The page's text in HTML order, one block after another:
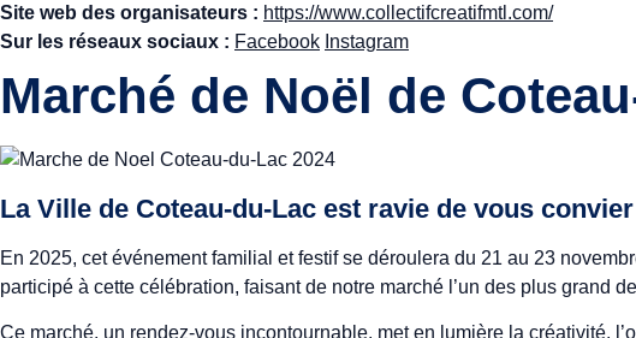
Site web des organisateurs : https://www.collectifcreatifmtl.com/
Sur les réseaux sociaux : Facebook Instagram
Marché de Noël de
La Ville de Coteau-du-Lac est ravie de vous
En 2025, cet événement familial et festif se déroulera du 21 au 23
participé à cette célébration, faisant de notre marché l’un des plus grand
Ce marché, un rendez-vous incontournable, met en lumière la créativité,